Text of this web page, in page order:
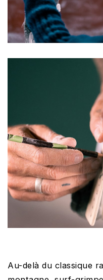
Au-delà du classique